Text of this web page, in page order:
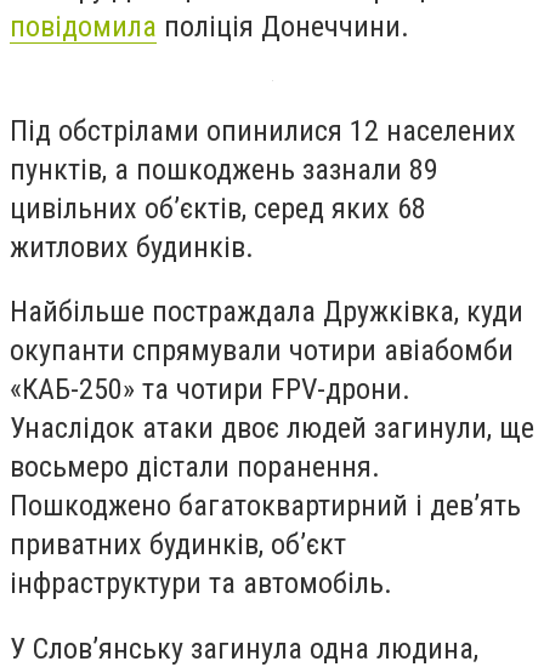
повідомила поліція Донеччини.
Під обстрілами опинилися 12 населених
пунктів, а пошкоджень зазнали 89
цивільних об’єктів, серед яких 68
житлових будинків.
Найбільше постраждала Дружківка, куди
окупанти спрямували чотири авіабомби
«КАБ-250» та чотири FPV-дрони.
Унаслідок атаки двоє людей загинули, ще
восьмеро дістали поранення.
Пошкоджено багатоквартирний і дев’ять
приватних будинків, об’єкт
інфраструктури та автомобіль.
У Слов’янську загинула одна людина,